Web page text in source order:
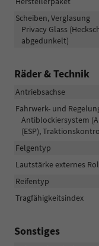
Scheiben, Verglasung
Privacy Glass
abgedunkelt)
Räder & Technik
Antriebsachse
Fahrwerk- und
Antiblockiersystem
(ESP),
Felgentyp
Lautstärke externes
Reifentyp
Tragfähigkeitsindex
Sonstiges